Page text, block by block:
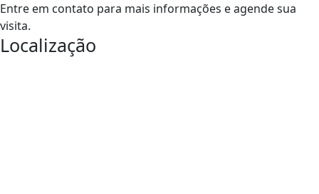
Entre em contato para mais informações e agende sua
visita.
Localização